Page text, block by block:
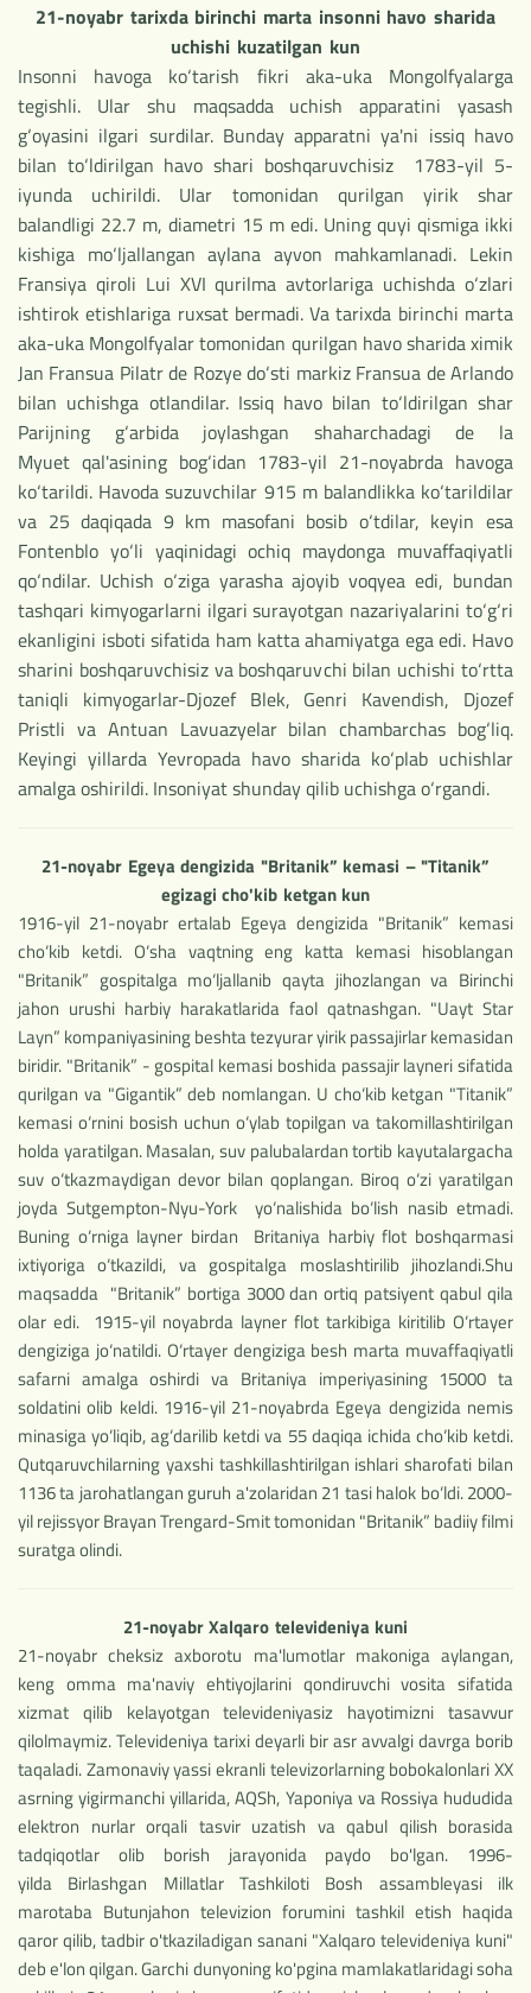
21-noyabr tarixda birinchi marta insonni havo sharida
uchishi kuzatilgan kun
Insonni havoga ko‘tarish fikri aka-uka Mongolfyalarga
tegishli. Ular shu maqsadda uchish apparatini yasash
g‘oyasini ilgari surdilar. Bunday apparatni ya'ni issiq havo
bilan to‘ldirilgan havo shari boshqaruvchisiz 1783-yil 5-
iyunda uchirildi. Ular tomonidan qurilgan yirik shar
balandligi 22.7 m, diametri 15 m edi. Uning quyi qismiga ikki
kishiga mo‘ljallangan aylana ayvon mahkamlanadi. Lekin
Fransiya qiroli Lui XVI qurilma avtorlariga uchishda o‘zlari
ishtirok etishlariga ruxsat bermadi. Va tarixda birinchi marta
aka-uka Mongolfyalar tomonidan qurilgan havo sharida ximik
Jan Fransua Pilatr de Rozye do‘sti markiz Fransua de Arlando
bilan uchishga otlandilar. Issiq havo bilan to‘ldirilgan shar
Parijning g‘arbida joylashgan shaharchadagi de la
Myuet qal'asining bog‘idan 1783-yil 21-noyabrda havoga
ko‘tarildi. Havoda suzuvchilar 915 m balandlikka ko‘tarildilar
va 25 daqiqada 9 km masofani bosib o‘tdilar, keyin esa
Fontenblo yo‘li yaqinidagi ochiq maydonga muvaffaqiyatli
qo‘ndilar. Uchish o‘ziga yarasha ajoyib voqyea edi, bundan
tashqari kimyogarlarni ilgari surayotgan nazariyalarini to‘g‘ri
ekanligini isboti sifatida ham katta ahamiyatga ega edi. Havo
sharini boshqaruvchisiz va boshqaruvchi bilan uchishi to‘rtta
taniqli kimyogarlar-Djozef Blek, Genri Kavendish, Djozef
Pristli va Antuan Lavuazyelar bilan chambarchas bog‘liq.
Keyingi yillarda Yevropada havo sharida ko‘plab uchishlar
amalga oshirildi. Insoniyat shunday qilib uchishga o‘rgandi.
21-noyabr Egeya dengizida "Britanik” kemasi – "Titanik”
egizagi cho'kib ketgan kun
1916-yil 21-noyabr ertalab Egeya dengizida "Britanik” kemasi
cho‘kib ketdi. O‘sha vaqtning eng katta kemasi hisoblangan
"Britanik” gospitalga mo‘ljallanib qayta jihozlangan va Birinchi
jahon urushi harbiy harakatlarida faol qatnashgan. "Uayt Star
Layn” kompaniyasining beshta tezyurar yirik passajirlar kemasidan
biridir. "Britanik” - gospital kemasi boshida passajir layneri sifatida
qurilgan va "Gigantik” deb nomlangan. U cho‘kib ketgan "Titanik”
kemasi o‘rnini bosish uchun o‘ylab topilgan va takomillashtirilgan
holda yaratilgan. Masalan, suv palubalardan tortib kayutalargacha
suv o‘tkazmaydigan devor bilan qoplangan. Biroq o‘zi yaratilgan
joyda Sutgempton-Nyu-York yo‘nalishida bo‘lish nasib etmadi.
Buning o‘rniga layner birdan Britaniya harbiy flot boshqarmasi
ixtiyoriga o‘tkazildi, va gospitalga moslashtirilib jihozlandi.Shu
maqsadda "Britanik” bortiga 3000 dan ortiq patsiyent qabul qila
olar edi. 1915-yil noyabrda layner flot tarkibiga kiritilib O‘rtayer
dengiziga jo‘natildi. O‘rtayer dengiziga besh marta muvaffaqiyatli
safarni amalga oshirdi va Britaniya imperiyasining 15000 ta
soldatini olib keldi. 1916-yil 21-noyabrda Egeya dengizida nemis
minasiga yo‘liqib, ag‘darilib ketdi va 55 daqiqa ichida cho‘kib ketdi.
Qutqaruvchilarning yaxshi tashkillashtirilgan ishlari sharofati bilan
1136 ta jarohatlangan guruh a'zolaridan 21 tasi halok bo‘ldi. 2000-
yil rejissyor Brayan Trengard-Smit tomonidan "Britanik” badiiy filmi
suratga olindi.
21-noyabr Xalqaro televideniya kuni
21-noyabr cheksiz axborotu ma'lumotlar makoniga aylangan,
keng omma ma'naviy ehtiyojlarini qondiruvchi vosita sifatida
xizmat qilib kelayotgan televideniyasiz hayotimizni tasavvur
qilolmaymiz. Televideniya tarixi deyarli bir asr avvalgi davrga borib
taqaladi. Zamonaviy yassi ekranli televizorlarning bobokalonlari XX
asrning yigirmanchi yillarida, AQSh, Yaponiya va Rossiya hududida
elektron nurlar orqali tasvir uzatish va qabul qilish borasida
tadqiqotlar olib borish jarayonida paydo bo'lgan. 1996-
yilda Birlashgan Millatlar Tashkiloti Bosh assambleyasi ilk
marotaba Butunjahon televizion forumini tashkil etish haqida
qaror qilib, tadbir o'tkaziladigan sanani "Xalqaro televideniya kuni"
deb e'lon qilgan. Garchi dunyoning ko'pgina mamlakatlaridagi soha